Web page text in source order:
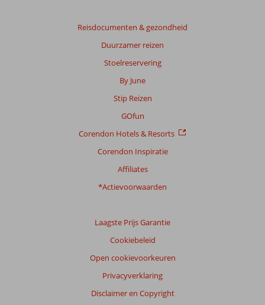
Reisdocumenten & gezondheid
Duurzamer reizen
Stoelreservering
By June
Stip Reizen
GOfun
Corendon Hotels & Resorts
Corendon Inspiratie
Affiliates
*Actievoorwaarden
Laagste Prijs Garantie
Cookiebeleid
Open cookievoorkeuren
Privacyverklaring
Disclaimer en Copyright